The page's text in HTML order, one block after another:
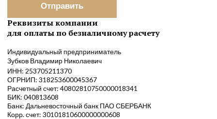
Отправить
Реквизиты компании
для оплаты по безналичному расчету
Индивидуальный предприниматель
Зубков Владимир Николаевич
ИНН: 253705211370
ОГРНИП: 318253600045367
Расчетный счет: 40802810750000018341
БИК: 040813608
Банк: Дальневосточный банк ПАО СБЕРБАНК
Корр. счет: 30101810600000000608